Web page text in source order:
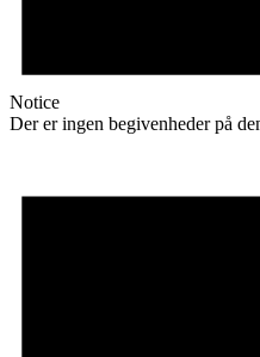
Notice
Der er ingen begivenheder på